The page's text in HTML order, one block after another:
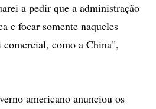
a pedir que a administração
e focar somente naqueles
como a China",
americano anunciou os